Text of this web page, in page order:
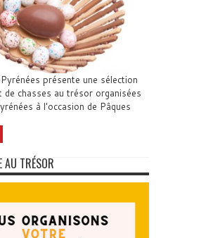
présente une sélection
de chasses au trésor organisées
à l'occasion de Pâques
AU TRÉSOR